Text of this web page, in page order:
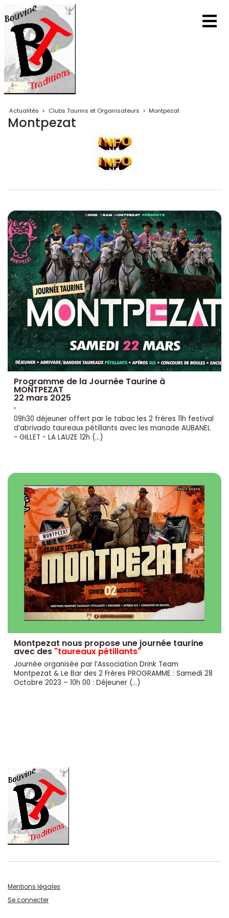
Actualités > Clubs Taurins et Organisateurs > Montpezat
Montpezat
Programme de la Journée Taurine à
MONTPEZAT
22 mars 2025
.
09h30 déjeuner offert par le tabac les 2 frères 11h festival
d’abrivado taureaux pétillants avec les manade AUBANEL
- GILLET - LA LAUZE 12h (…)
Montpezat nous propose une journée taurine
avec des "taureaux pétillants"
Journée organisée par l’Association Drink Team
Montpezat & Le Bar des 2 Frères PROGRAMME : Samedi 28
Octobre 2023 – 10h 00 : Déjeuner (…)
Mentions légales
Se connecter